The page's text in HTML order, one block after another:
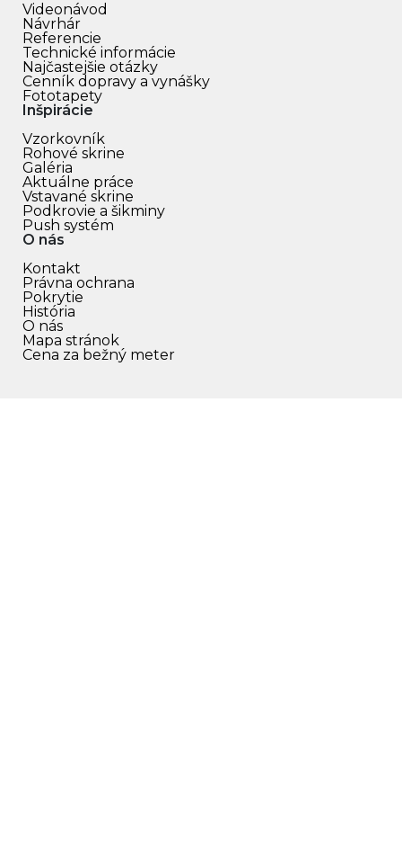
Videonávod
Návrhár
Referencie
Technické informácie
Najčastejšie otázky
Cenník dopravy a vynášky
Fototapety
Inšpirácie
Vzorkovník
Rohové skrine
Galéria
Aktuálne práce
Vstavané skrine
Podkrovie a šikminy
Push systém
O nás
Kontakt
Právna ochrana
Pokrytie
História
O nás
Mapa stránok
Cena za bežný meter